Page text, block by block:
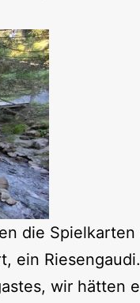
die Spielkarten
ein
wir hätten